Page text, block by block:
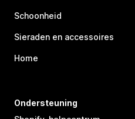
Schoonheid
Sieraden en accessoires
Home
Ondersteuning